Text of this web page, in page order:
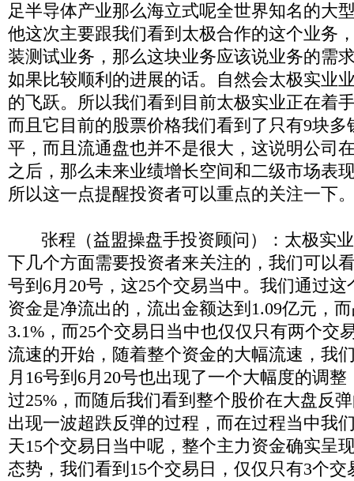
足半导体产业那么海立式呢全世界知名的大
他这次主要跟我们看到太极合作的这个业务
装测试业务，那么这块业务应该说业务的需
如果比较顺利的进展的话。自然会太极实业
的飞跃。所以我们看到目前太极实业正在着
而且它目前的股票价格我们看到了只有9块多
平，而且流通盘也并不是很大，这说明公司
之后，那么未来业绩增长空间和二级市场表
所以这一点提醒投资者可以重点的关注一下
张程（益盟操盘手投资顾问）：太极实
下几个方面需要投资者来关注的，我们可以
号到 6月 20号，这25个交易当中。我们通过这
资金是净流出的，流出金额达到 1.09亿元，
3.1% ，而25个交易日当中也仅仅只有两个交
流速的开始，随着整个资金的大幅流速，我
月 16号到 6月 20号也出现了一个大幅度的调整
过25% ，而随后我们看到整个股价在大盘反
出现一波超跌反弹的过程，而在过程当中我
天15个交易日当中呢，整个主力资金确实呈
态势，我们看到 15个交易日，仅仅只有3个交